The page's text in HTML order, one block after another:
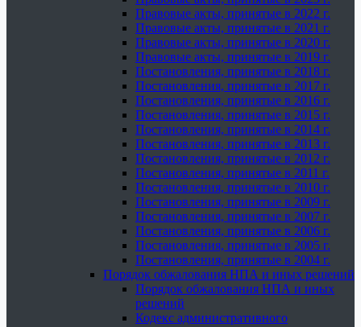
Правовые акты, принятые в 2022 г.
Правовые акты, принятые в 2021 г.
Правовые акты, принятые в 2020 г.
Правовые акты, принятые в 2019 г.
Постановления, принятые в 2018 г.
Постановления, принятые в 2017 г.
Постановления, принятые в 2016 г.
Постановления, принятые в 2015 г.
Постановления, принятые в 2014 г.
Постановления, принятые в 2013 г.
Постановления, принятые в 2012 г.
Постановления, принятые в 2011 г.
Постановления, принятые в 2010 г.
Постановления, принятые в 2009 г.
Постановления, принятые в 2007 г.
Постановления, принятые в 2006 г.
Постановления, принятые в 2005 г.
Постановления, принятые в 2004 г.
Порядок обжалования НПА и иных решений
Порядок обжалования НПА и иных
решений
Кодекс административного